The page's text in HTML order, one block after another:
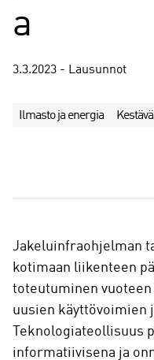
a
3.3.2023 - Lausunnot
Ilmasto ja energia
a
Jakeluinfraohjelman
kotimaan liikenteen
toteutuminen vuoteen
uusien
Teknologiateollisuus
informatiivisena ja